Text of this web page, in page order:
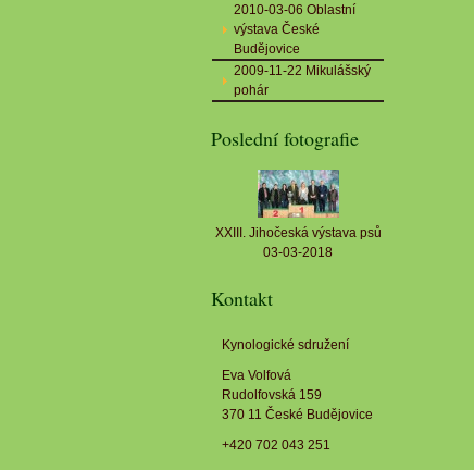
2010-03-06 Oblastní
výstava České
Budějovice
2009-11-22 Mikulášský
pohár
Poslední fotografie
XXIII. Jihočeská výstava psů
03-03-2018
Kontakt
Kynologické sdružení
Eva Volfová
Rudolfovská 159
370 11 České Budějovice
+420 702 043 251